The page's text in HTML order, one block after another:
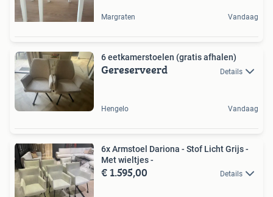
Margraten Vandaag
6 eetkamerstoelen (gratis afhalen)
Gereserveerd Details
Hengelo Vandaag
6x Armstoel Dariona - Stof Licht Grijs -
Met wieltjes -
€ 1.595,00 Details